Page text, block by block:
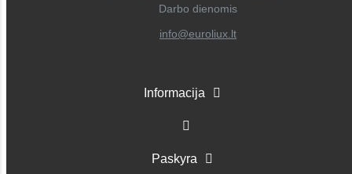
Darbo dienomis
info@euroliux.lt
Informacija
Paskyra